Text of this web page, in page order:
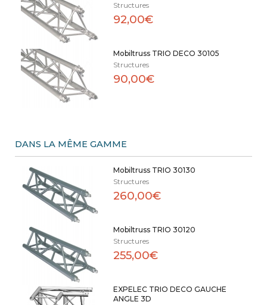
Structures
92,00€
Mobiltruss TRIO DECO 30105
Structures
90,00€
DANS LA MÊME GAMME
Mobiltruss TRIO 30130
Structures
260,00€
Mobiltruss TRIO 30120
Structures
255,00€
EXPELEC TRIO DECO GAUCHE
ANGLE 3D